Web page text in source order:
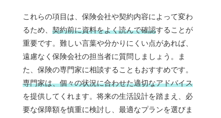
これらの項目は、保険会社や契約内容によって変わ
るため、 契約前に資料をよく読んで確認することが
重要です。難しい言葉や分かりにくい点があれば、
遠慮なく保険会社の担当者に質問しましょう。ま
た、保険の専門家に相談することもおすすめです。
専門家は、個々の状況に合わせた適切なアドバイス
を提供してくれます。将来の生活設計を踏まえ、必
要な保障額を慎重に検討し、最適なプランを選びま